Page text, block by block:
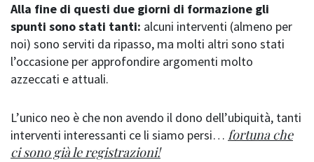
Alla fine di questi due giorni di formazione gli
spunti sono stati tanti: alcuni interventi (almeno per
noi) sono serviti da ripasso, ma molti altri sono stati
l’occasione per approfondire argomenti molto
azzeccati e attuali.
L’unico neo è che non avendo il dono dell’ubiquità, tanti
interventi interessanti ce li siamo persi… fortuna che
ci sono già le registrazioni!